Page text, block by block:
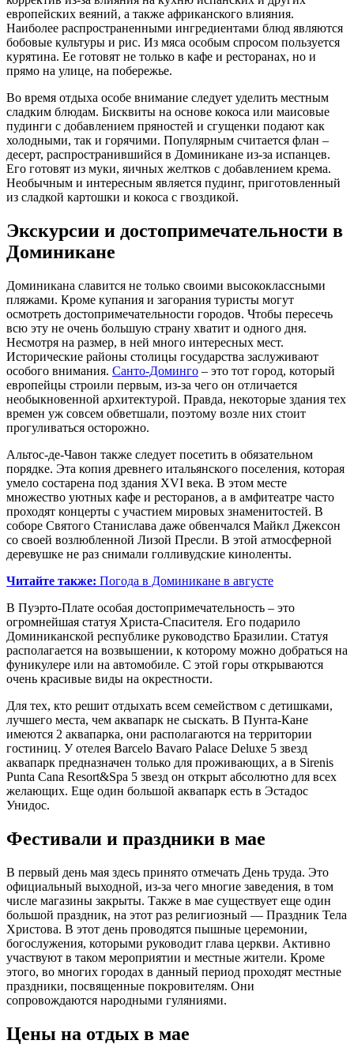
европейских веяний, а также африканского влияния.
Наиболее распространенными ингредиентами блюд являются
бобовые культуры и рис. Из мяса особым спросом пользуется
курятина. Ее готовят не только в кафе и ресторанах, но и
прямо на улице, на побережье.
Во время отдыха особе внимание следует уделить местным
сладким блюдам. Бисквиты на основе кокоса или маисовые
пудинги с добавлением пряностей и сгущенки подают как
холодными, так и горячими. Популярным считается флан –
десерт, распространившийся в Доминикане из-за испанцев.
Его готовят из муки, яичных желтков с добавлением крема.
Необычным и интересным является пудинг, приготовленный
из сладкой картошки и кокоса с гвоздикой.
Экскурсии и достопримечательности в
Доминикане
Доминикана славится не только своими высококлассными
пляжами. Кроме купания и загорания туристы могут
осмотреть достопримечательности городов. Чтобы пересечь
всю эту не очень большую страну хватит и одного дня.
Несмотря на размер, в ней много интересных мест.
Исторические районы столицы государства заслуживают
особого внимания. Санто-Доминго – это тот город, который
европейцы строили первым, из-за чего он отличается
необыкновенной архитектурой. Правда, некоторые здания тех
времен уж совсем обветшали, поэтому возле них стоит
прогуливаться осторожно.
Альтос-де-Чавон также следует посетить в обязательном
порядке. Эта копия древнего итальянского поселения, которая
умело состарена под здания XVI века. В этом месте
множество уютных кафе и ресторанов, а в амфитеатре часто
проходят концерты с участием мировых знаменитостей. В
соборе Святого Станислава даже обвенчался Майкл Джексон
со своей возлюбленной Лизой Пресли. В этой атмосферной
деревушке не раз снимали голливудские киноленты.
Читайте также: Погода в Доминикане в августе
В Пуэрто-Плате особая достопримечательность – это
огромнейшая статуя Христа-Спасителя. Его подарило
Доминиканской республике руководство Бразилии. Статуя
располагается на возвышении, к которому можно добраться на
фуникулере или на автомобиле. С этой горы открываются
очень красивые виды на окрестности.
Для тех, кто решит отдыхать всем семейством с детишками,
лучшего места, чем аквапарк не сыскать. В Пунта-Кане
имеются 2 аквапарка, они располагаются на территории
гостиниц. У отелея Barcelo Bavaro Palace Deluxe 5 звезд
аквапарк предназначен только для проживающих, а в Sirenis
Punta Cana Resort&Spa 5 звезд он открыт абсолютно для всех
желающих. Еще один большой аквапарк есть в Эстадос
Унидос.
Фестивали и праздники в мае
В первый день мая здесь принято отмечать День труда. Это
официальный выходной, из-за чего многие заведения, в том
числе магазины закрыты. Также в мае существует еще один
большой праздник, на этот раз религиозный — Праздник Тела
Христова. В этот день проводятся пышные церемонии,
богослужения, которыми руководит глава церкви. Активно
участвуют в таком мероприятии и местные жители. Кроме
этого, во многих городах в данный период проходят местные
праздники, посвященные покровителям. Они
сопровождаются народными гуляниями.
Цены на отдых в мае